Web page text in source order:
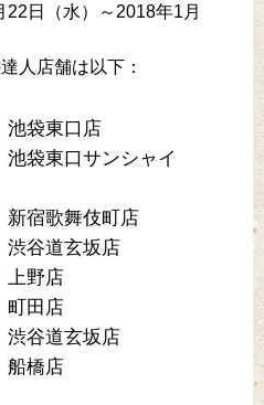
日（水）～2018年1月
人店舗は以下：
袋東口店
袋東口サンシャイ
宿歌舞伎町店
谷道玄坂店
野店
田店
谷道玄坂店
橋店